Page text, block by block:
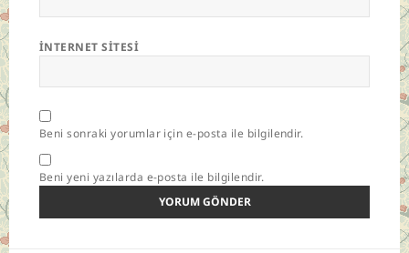
İNTERNET SITESI
Beni sonraki yorumlar için e-posta ile bilgilendir.
Beni yeni yazılarda e-posta ile bilgilendir.